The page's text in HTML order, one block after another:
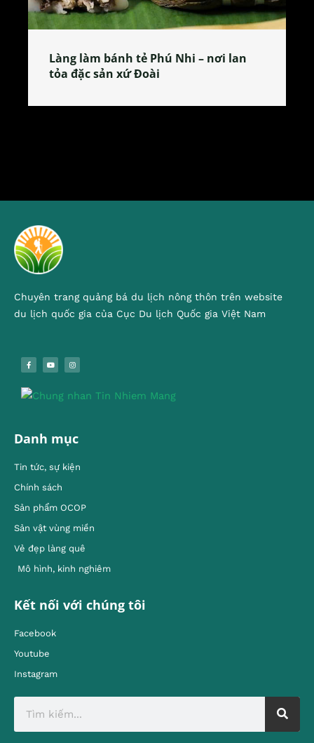
Làng làm bánh tẻ Phú Nhi – nơi lan
tỏa đặc sản xứ Đoài
Chuyên trang quảng bá du lịch nông thôn trên website
du lịch quốc gia của Cục Du lịch Quốc gia Việt Nam
Danh mục
Tin tức, sự kiện
Chính sách
Sản phẩm OCOP
Sản vật vùng miền
Vẻ đẹp làng quê
Mô hình, kinh nghiêm
Kết nối với chúng tôi
Facebook
Youtube
Instagram